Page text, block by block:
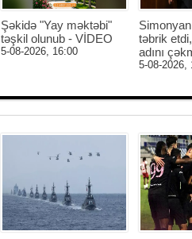
Şəkidə "Yay məktəbi"
təşkil olunub - VİDEO
5-08-2026, 16:00
təbrik
adını
5-08-2026,